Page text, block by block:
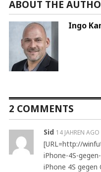
ABOUT THE
Ingo
2 COMMENTS
Sid 14 JAHREN AGO
[URL=http://
iPhone-4S-
iPhone 4S gegen